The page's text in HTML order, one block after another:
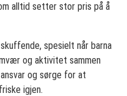
alltid setter stor pris på å
spesielt når barna
og aktivitet sammen
og sørge for at
igjen.